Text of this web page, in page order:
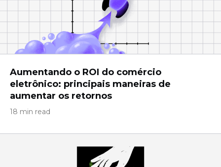
Aumentando o ROI do comércio
eletrônico: principais maneiras de
aumentar os retornos
18 min read